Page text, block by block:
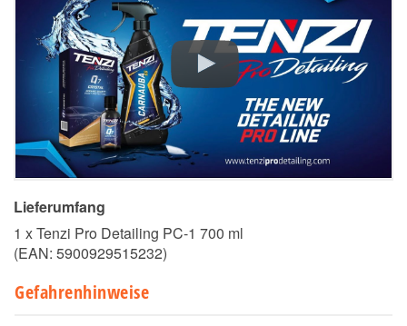
Lieferumfang
1 x Tenzi Pro Detailing PC-1 700 ml
(EAN: 5900929515232)
Gefahrenhinweise